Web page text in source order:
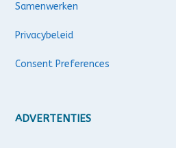
Samenwerken
Privacybeleid
Consent Preferences
ADVERTENTIES